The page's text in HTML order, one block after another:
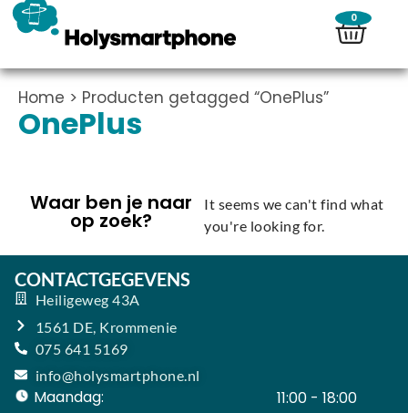
0
Home > Producten getagged “OnePlus”
OnePlus
Waar ben je naar
op zoek?
It seems we can't find what
you're looking for.
CONTACTGEGEVENS
Heiligeweg 43A
1561 DE, Krommenie
075 641 5169
info@holysmartphone.nl
Maandag:
11:00 - 18:00